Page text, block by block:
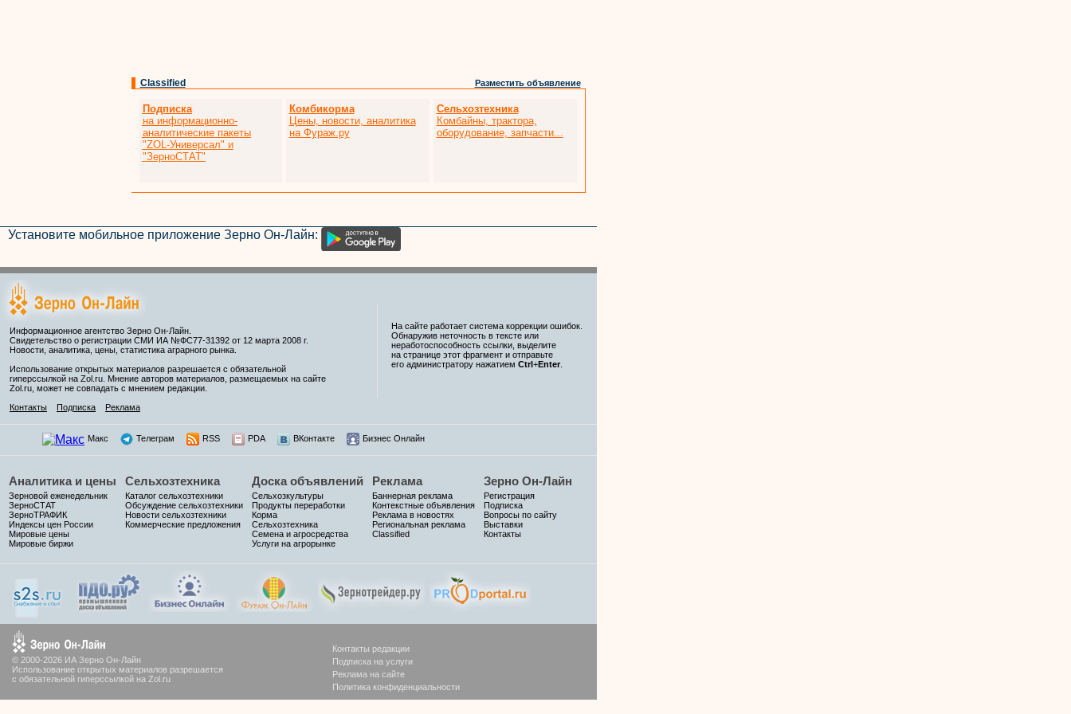
Classified Разместить объявление
Подписка
на информационно-
аналитические пакеты
"ZOL-Универсал" и
"ЗерноСТАТ"
Комбикорма
Цены, новости, аналитика
на Фураж.ру
Сельхозтехника
Комбайны, трактора,
оборудование, запчасти...
Установите мобильное приложение Зерно Он-Лайн:
Информационное агентство Зерно Он-Лайн.
Свидетельство о регистрации СМИ ИА №ФС77-31392 от 12 марта 2008 г.
Новости, аналитика, цены, статистика аграрного рынка.
Использование открытых материалов разрешается с обязательной
гиперссылкой на Zol.ru. Мнение авторов материалов, размещаемых на сайте
Zol.ru, может не совпадать с мнением редакции.
Контакты
Подписка Реклама
На сайте работает система коррекции ошибок.
Обнаружив неточность в тексте или
неработоспособность ссылки, выделите
на странице этот фрагмент и отправьте
его администратору нажатием Ctrl+Enter
Макс Телеграм RSS PDA ВКонтакте Бизнес Онлайн
Аналитика и цены
Зерновой еженедельник
ЗерноСТАТ
ЗерноТРАФИК
Индексы цен России
Мировые цены
Мировые биржи
Сельхозтехника
Каталог сельхозтехники
Обсуждение сельхозтехники
Новости сельхозтехники
Коммерческие предложения
Доска объявлений
Сельхозкультуры
Продукты переработки
Корма
Сельхозтехника
Семена и агросредства
Услуги на агрорынке
Реклама
Баннерная реклама
Контекстные объявления
Реклама в новостях
Региональная реклама
Classified
Зерно Он-Лайн
Регистрация
Подписка
Вопросы по сайту
Выставки
Контакты
© 2000-2026 ИА Зерно Он-Лайн
Использование открытых материалов разрешается
с обязательной гиперссылкой на Zol.ru
Контакты редакции
Подписка на услуги
Реклама на сайте
Политика конфиденциальности